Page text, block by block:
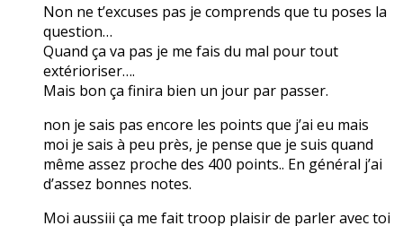
Non ne t’excuses pas je comprends que tu poses la
question…
Quand ça va pas je me fais du mal pour tout
extérioriser….
Mais bon ça finira bien un jour par passer.
non je sais pas encore les points que j’ai eu mais
moi je sais à peu près, je pense que je suis quand
même assez proche des 400 points.. En général j’ai
d’assez bonnes notes.
Moi aussiii ça me fait troop plaisir de parler avec toi